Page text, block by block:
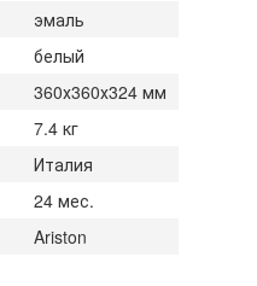
эмаль
белый
360х360х324 мм
7.4 кг
Италия
24 мес.
Ariston